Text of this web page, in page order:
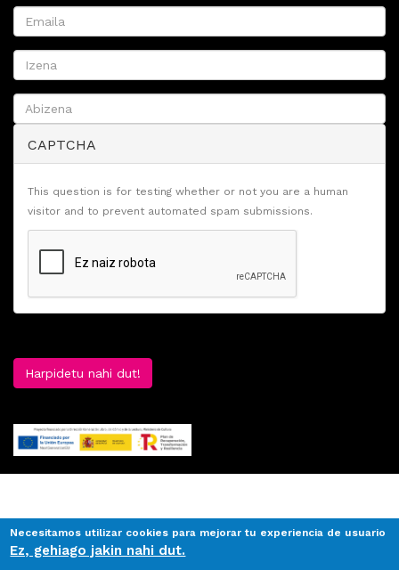
CAPTCHA
This question is for testing whether or not you are a human
visitor and to prevent automated spam submissions.
Harpidetu nahi dut!
Necesitamos utilizar cookies para mejorar tu experiencia de usuario
Ez, gehiago jakin nahi dut.